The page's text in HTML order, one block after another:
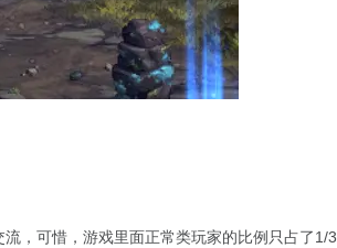
，可惜，游戏里面正常类玩家的比例只占了1/3